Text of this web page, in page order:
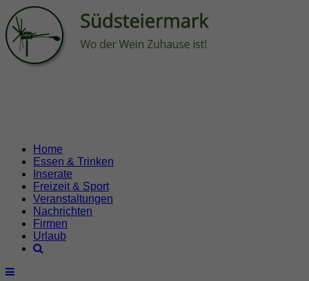
Home
Essen & Trinken
Inserate
Freizeit & Sport
Veranstaltungen
Nachrichten
Firmen
Urlaub